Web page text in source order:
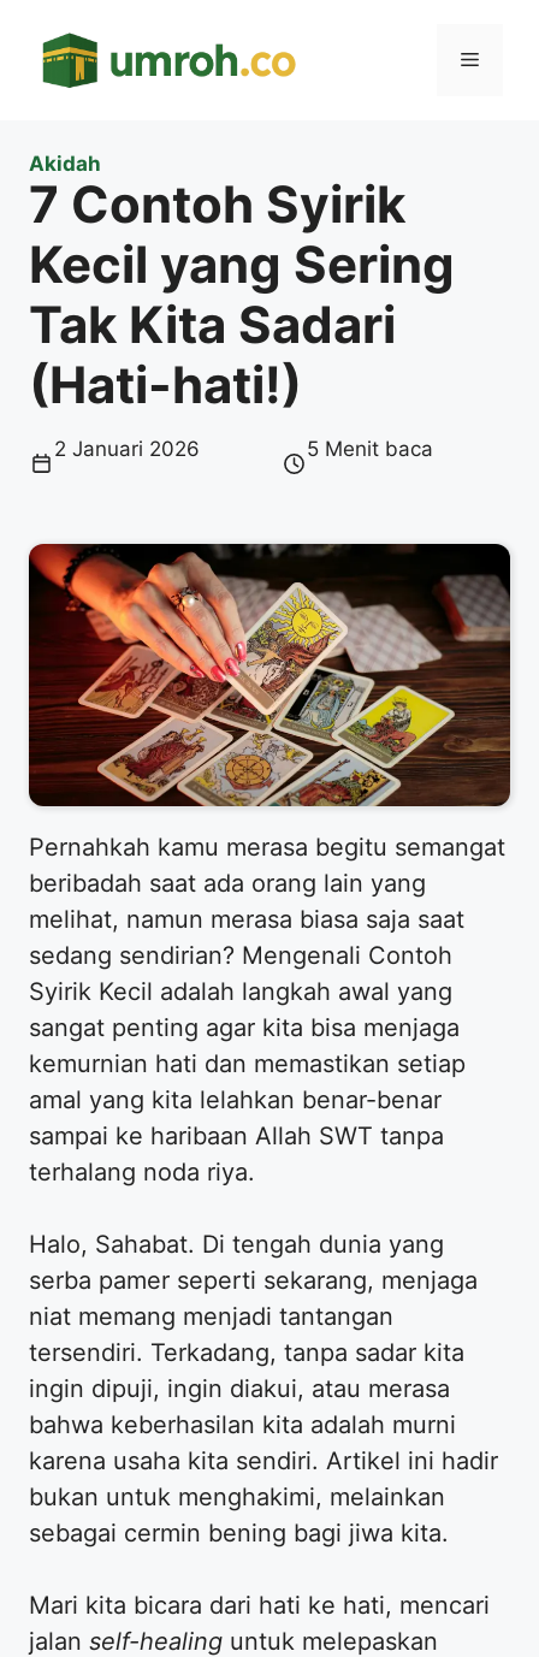
Menu
Akidah
7 Contoh Syirik
Kecil yang Sering
Tak Kita Sadari
(Hati-hati!)
2 Januari 2026 5 Menit baca
Pernahkah kamu merasa begitu semangat
beribadah saat ada orang lain yang
melihat, namun merasa biasa saja saat
sedang sendirian? Mengenali Contoh
Syirik Kecil adalah langkah awal yang
sangat penting agar kita bisa menjaga
kemurnian hati dan memastikan setiap
amal yang kita lelahkan benar-benar
sampai ke haribaan Allah SWT tanpa
terhalang noda riya.
Halo, Sahabat. Di tengah dunia yang
serba pamer seperti sekarang, menjaga
niat memang menjadi tantangan
tersendiri. Terkadang, tanpa sadar kita
ingin dipuji, ingin diakui, atau merasa
bahwa keberhasilan kita adalah murni
karena usaha kita sendiri. Artikel ini hadir
bukan untuk menghakimi, melainkan
sebagai cermin bening bagi jiwa kita.
Mari kita bicara dari hati ke hati, mencari
jalan self-healing untuk melepaskan